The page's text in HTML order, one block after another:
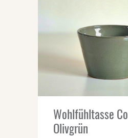
Wohlfühltasse
Olivgrün